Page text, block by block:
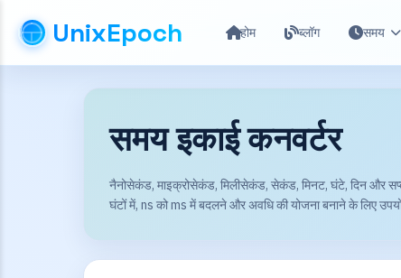
UnixEpoch होम ब्लॉग समय
समय इकाई कनवर्टर
नैनोसेकंड, माइक्रोसेकंड, मिलीसेकंड, सेकंड, मिनट, घंटे, दिन और
घंटों में, ns को ms में बदलने और अवधि की योजना बनाने के लिए